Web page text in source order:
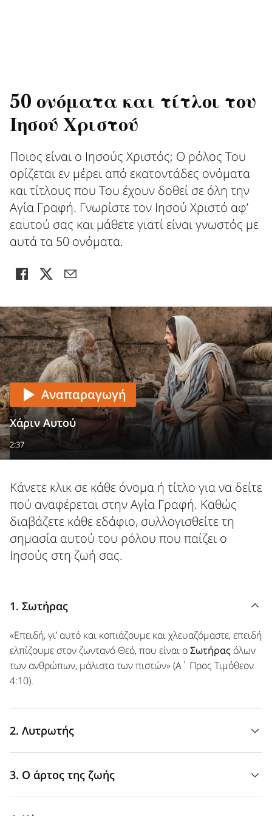
50 ονόματα και τίτλοι του
Ιησού Χριστού
Ποιος είναι ο Ιησούς Χριστός; Ο ρόλος Του
ορίζεται εν μέρει από εκατοντάδες ονόματα
και τίτλους που Του έχουν δοθεί σε όλη την
Αγία Γραφή. Γνωρίστε τον Ιησού Χριστό αφ’
εαυτού σας και μάθετε γιατί είναι γνωστός με
αυτά τα 50 ονόματα.
Αναπαραγωγή
Χάριν Αυτού
2:37
Κάνετε κλικ σε κάθε όνομα ή τίτλο για να δείτε
πού αναφέρεται στην Αγία Γραφή. Καθώς
διαβάζετε κάθε εδάφιο, συλλογισθείτε τη
σημασία αυτού του ρόλου που παίζει ο
Ιησούς στη ζωή σας.
1. Σωτήρας
«Επειδή, γι’ αυτό και κοπιάζουμε και χλευαζόμαστε, επειδή
ελπίζουμε στον ζωντανό Θεό, που είναι οΣωτήρας όλων
των ανθρώπων, μάλιστα των πιστών» (Α΄ Προς Τιμόθεον
4:10).
2. Λυτρωτής
στους έσχατους καιρούς επάνω στη γη» (Ιώβ 19:25).
3. Ο άρτος της ζωής